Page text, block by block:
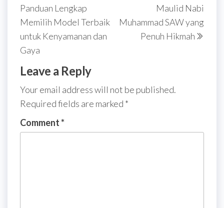
Panduan Lengkap
Memilih Model Terbaik
untuk Kenyamanan dan
Gaya
Maulid Nabi
Muhammad SAW yang
Penuh Hikmah
Leave a Reply
Your email address will not be published.
Required fields are marked *
Comment*